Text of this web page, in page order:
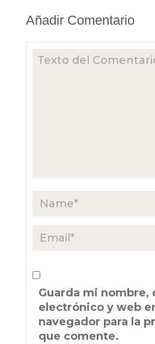
Añadir Comentario
Guarda mi nombre,
electrónico y web
navegador para la
que comente.